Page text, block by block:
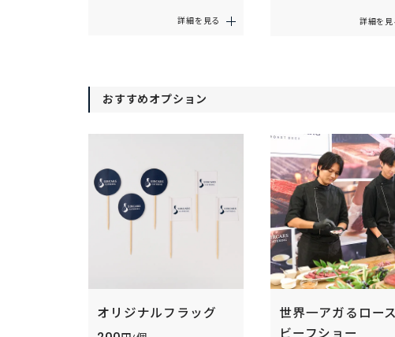
詳細を見る 詳細を見
おすすめオプション
オリジナルフラッグ
世界一アガるロー
ビーフショー